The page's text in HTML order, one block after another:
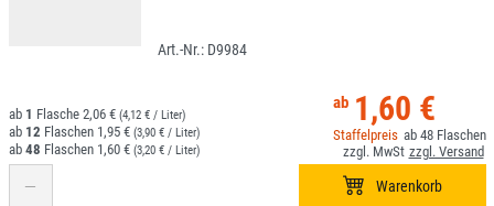
D9984
1,60 €
48
1 2,06 € (4,12 € / Liter)
12 1,95 € (3,90 € / Liter)
48 1,60 € (3,20 € / Liter)